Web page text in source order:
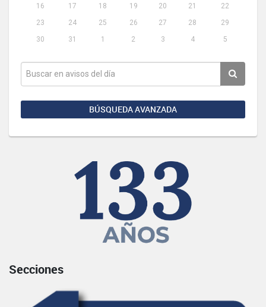
16
17 18 19 20 21
22
23
24 25 26 27 28
29
30
31 1 2 3 4 5
BÚSQUEDA AVANZADA
Secciones